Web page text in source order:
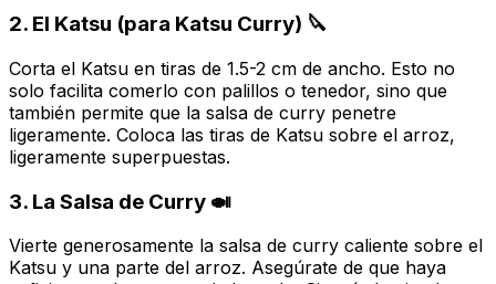
2. El Katsu (para Katsu Curry) 🔪
Corta el Katsu en tiras de 1.5-2 cm de ancho. Esto no
solo facilita comerlo con palillos o tenedor, sino que
también permite que la salsa de curry penetre
ligeramente. Coloca las tiras de Katsu sobre el arroz,
ligeramente superpuestas.
3. La Salsa de Curry 🍛
Vierte generosamente la salsa de curry caliente sobre el
Katsu y una parte del arroz. Asegúrate de que haya